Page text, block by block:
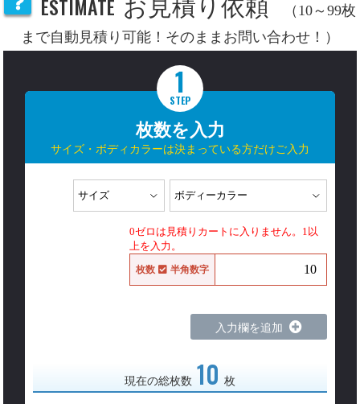
ESTIMATE お見積り依頼
（10～99枚
まで自動見積り可能！そのままお問い合わせ！）
1
STEP
枚数を入力
サイズ・ボディカラーは決まっている方だけご入力
0ゼロは見積りカートに入りません。1以
上を入力。
枚数 半角数字
入力欄を追加
現在の総枚数 10 枚